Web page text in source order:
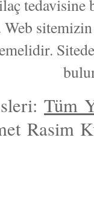
Tüm
Rasim